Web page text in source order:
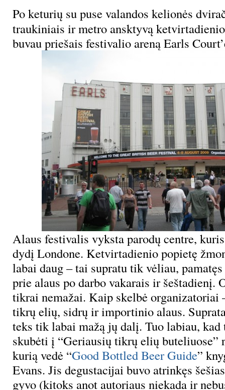
Po keturių su puse valandos kelionės
traukiniais ir metro ansktyvą
buvau priešais festivalio areną Earls
Alaus festivalis vyksta parodų centre,
dydį Londone. Ketvirtadienio popietę
labai daug – tai supratu tik vėliau,
prie alaus po darbo vakarais ir šeštadienį.
tikrai nemažai. Kaip skelbė organizatoriai
tikrų elių, sidrų ir importinio alaus.
teks tik labai mažą jų dalį. Tuo labiau,
skubėti į “Geriausių tikrų elių buteliuose”
kurią vedė “Good Bottled Beer Guide”
Evans. Jis degustacijai buvo atrinkęs
gyvo (kitoks anot autoriaus niekada ir